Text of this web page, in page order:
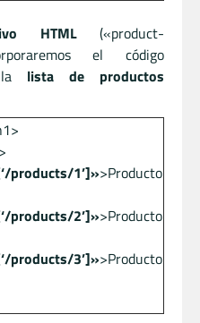
HTML(«product-
el código
lista de productos
products/1’]»>Producto
products/2’]»>Producto
products/3’]»>Producto